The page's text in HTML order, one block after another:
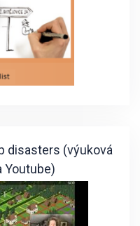
disasters (výuková
Youtube)